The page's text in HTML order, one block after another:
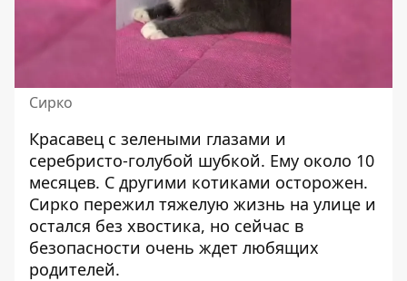
Сирко
Красавец с зелеными глазами и
серебристо-голубой шубкой. Ему около 10
месяцев. С другими котиками осторожен.
Сирко пережил тяжелую жизнь на улице и
остался без хвостика, но сейчас в
безопасности очень ждет любящих
родителей.